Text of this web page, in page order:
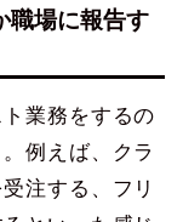
職場に報告す
業務をするの
例えば、クラ
注する、フリ